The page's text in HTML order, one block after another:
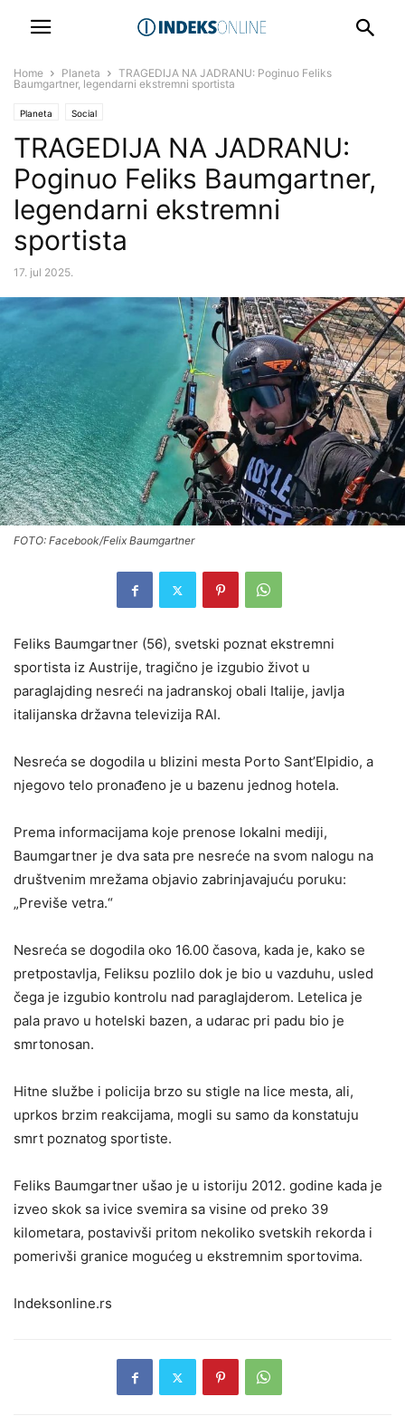
Home Planeta
TRAGEDIJA NA JADRANU: Poginuo Feliks
Baumgartner, legendarni ekstremni sportista
Planeta Social
TRAGEDIJA NA JADRANU:
Poginuo Feliks Baumgartner,
legendarni ekstremni
sportista
17. jul 2025.
FOTO: Facebook/Felix Baumgartner
Feliks Baumgartner (56), svetski poznat ekstremni
sportista iz Austrije, tragično je izgubio život u
paraglajding nesreći na jadranskoj obali Italije, javlja
italijanska državna televizija RAI.
Nesreća se dogodila u blizini mesta Porto Sant’Elpidio, a
njegovo telo pronađeno je u bazenu jednog hotela.
Prema informacijama koje prenose lokalni mediji,
Baumgartner je dva sata pre nesreće na svom nalogu na
društvenim mrežama objavio zabrinjavajuću poruku:
„Previše vetra.“
Nesreća se dogodila oko 16.00 časova, kada je, kako se
pretpostavlja, Feliksu pozlilo dok je bio u vazduhu, usled
čega je izgubio kontrolu nad paraglajderom. Letelica je
pala pravo u hotelski bazen, a udarac pri padu bio je
smrtonosan.
Hitne službe i policija brzo su stigle na lice mesta, ali,
uprkos brzim reakcijama, mogli su samo da konstatuju
smrt poznatog sportiste.
Feliks Baumgartner ušao je u istoriju 2012. godine kada je
izveo skok sa ivice svemira sa visine od preko 39
kilometara, postavivši pritom nekoliko svetskih rekorda i
pomerivši granice mogućeg u ekstremnim sportovima.
Indeksonline.rs